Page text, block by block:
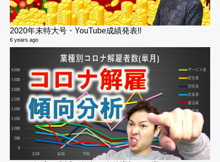
2020年末特大号・YouTube成績発表!!
6 years ago